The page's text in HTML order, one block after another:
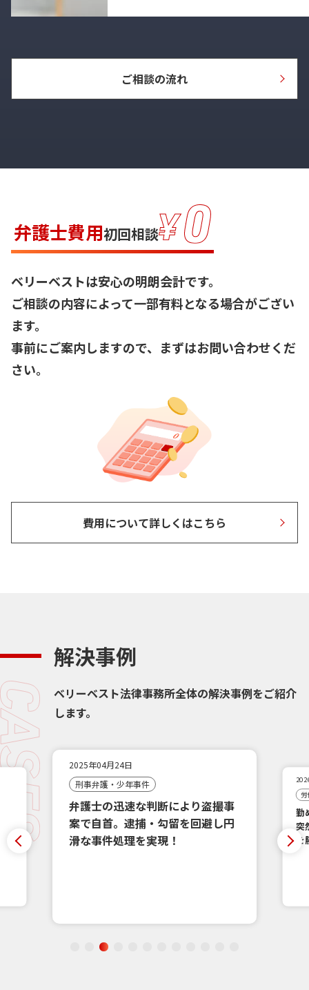
ご相談の流れ
弁護士費用初回相談
ベリーベストは安心の明朗会計です。
ご相談の内容によって一部有料となる場合がござい
ます。
事前にご案内しますので、まずはお問い合わせくだ
さい。
費用について詳しくはこちら
解決事例
ベリーベスト法律事務所全体の解決事例をご紹介
します。
2025年04月24日
刑事弁護・少年事件
弁護士の迅速な判断により盗撮事
案で自首。逮捕・勾留を回避し円
滑な事件処理を実現！
勤
突